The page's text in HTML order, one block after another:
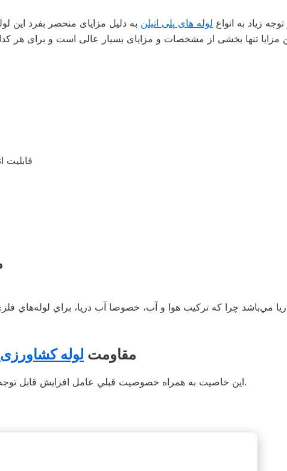
زیاد به انواع لوله‌ های پلی اتیلن به دلیل مزایای منحصر بفرد این
قابليت
مي‌باشد چرا كه تركيب هوا و آب، خصوصا آب دريا، براي
2- مقاومت لوله کشاورزی
اين خاصيت به همراه خصوصيت قبلي عامل افزايش قابل توجه عمر مفيد اين لوله‌ها نسبت به لوله‌هاي و ديگر مي‌ باشد.